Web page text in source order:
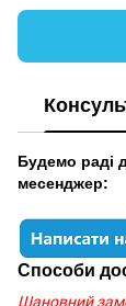
Будемо раді
месенджер:
Способи
Шановний